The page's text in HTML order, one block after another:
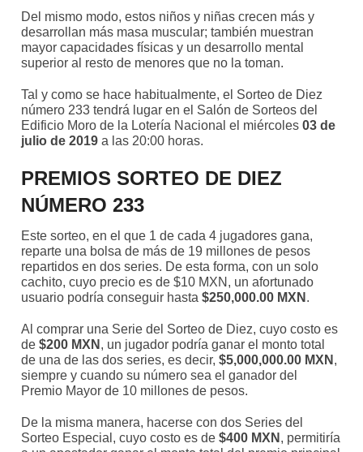
Del mismo modo, estos niños y niñas crecen más y
desarrollan más masa muscular; también muestran
mayor capacidades físicas y un desarrollo mental
superior al resto de menores que no la toman.
Tal y como se hace habitualmente, el Sorteo de Diez
número 233 tendrá lugar en el Salón de Sorteos del
Edificio Moro de la Lotería Nacional el miércoles03 de
julio de 2019 a las 20:00 horas.
PREMIOS SORTEO DE DIEZ
NÚMERO 233
Este sorteo, en el que 1 de cada 4 jugadores gana,
reparte una bolsa de más de 19 millones de pesos
repartidos en dos series. De esta forma, con un solo
cachito, cuyo precio es de $10 MXN, un afortunado
usuario podría conseguir hasta$250,000.00 MXN .
Al comprar una Serie del Sorteo de Diez, cuyo costo es
de$200 MXN , un jugador podría ganar el monto total
de una de las dos series, es decir,$5,000,000.00 MXN ,
siempre y cuando su número sea el ganador del
Premio Mayor de 10 millones de pesos.
De la misma manera, hacerse con dos Series del
Sorteo Especial, cuyo costo es de$400 MXN , permitiría